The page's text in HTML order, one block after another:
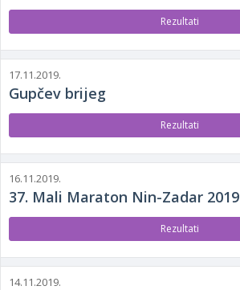
Rezultati
17.11.2019.
Gupčev brijeg
Rezultati
16.11.2019.
37. Mali Maraton Nin-Zadar 2019
Rezultati
14.11.2019.